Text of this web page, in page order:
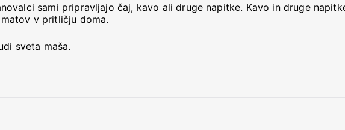
sami pripravljajo čaj, kavo ali druge napitke. Kavo in druge
v pritličju doma.
sveta maša.